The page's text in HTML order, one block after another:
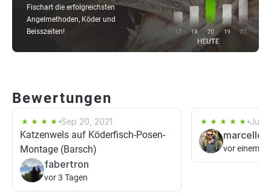
Fischart die erfolgreichsten
Angelmethoden, Köder und
Beisszeiten!
Bewertungen
Sep 20, 2021
Katzenwels auf Köderfisch-Posen-
Montage (Barsch)
fabertron
vor 3 Tagen
Jul
vor einem